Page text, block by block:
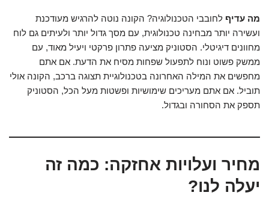
מה עדיף לחובבי הטכנולוגיה? הקונה נוטה להרגיש מעודכנת
ועשירה יותר מבחינה טכנולוגית, עם מסך גדול יותר ולעיתים גם לוח
מחוונים דיגיטלי. הסטוניק מציעה פתרון פרקטי ויעיל מאוד, עם
ממשק פשוט ונוח לתפעול שפחות מסיח את הדעת. אם אתם
מחפשים את המילה האחרונה בטכנולוגיית תצוגה ברכב, הקונה אולי
תוביל. אם אתם מעריכים שימושיות ופשטות מעל הכל, הסטוניק
תספק את הסחורה ובגדול.
מחיר ועלויות אחזקה: כמה זה
יעלה לנו?